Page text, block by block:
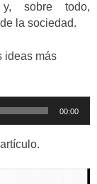
y, sobre todo,
la sociedad.
ideas más
00:00